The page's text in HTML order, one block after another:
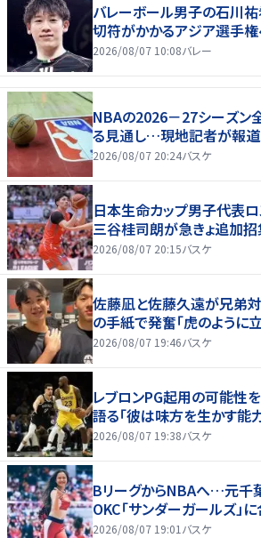
バレーボール男子の石川
切符がかかるアジア選手権
2026/08/07 10:08バレー
NBAの2026－27シーズン
る見通し…現地記者が報道
2026/08/07 20:24バスケ
日本生命カップ男子代表
三谷桂司朗が急きょ追加
2026/08/07 20:15バスケ
佐藤凪と佐藤久遠が兄弟
の手紙で発奮「虎のように
2026/08/07 19:46バスケ
レブロンPG起用の可能性
語る「彼は味方を生かす能
2026/08/07 19:38バスケ
BリーグからNBAへ…元千
OKC「サンダーガールズ」
2026/08/07 19:01 バスケ